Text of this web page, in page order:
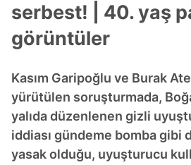
serbest! | 40. yaş
görüntüler
Kasım Garipoğlu ve Burak
yürütülen soruşturmada,
yalıda düzenlenen gizli
iddiası gündeme bomba gibi
yasak olduğu, uyuşturucu